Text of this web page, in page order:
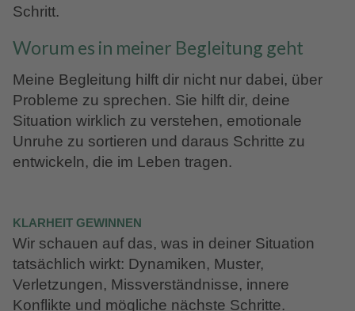
Schritt.
Worum es in meiner Begleitung geht
Meine Begleitung hilft dir nicht nur dabei, über
Probleme zu sprechen. Sie hilft dir, deine
Situation wirklich zu verstehen, emotionale
Unruhe zu sortieren und daraus Schritte zu
entwickeln, die im Leben tragen.
KLARHEIT GEWINNEN
Wir schauen auf das, was in deiner Situation
tatsächlich wirkt: Dynamiken, Muster,
Verletzungen, Missverständnisse, innere
Konflikte und mögliche nächste Schritte.